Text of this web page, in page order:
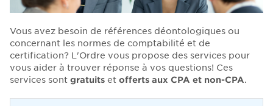
Vous avez besoin de références déontologiques ou
concernant les normes de comptabilité et de
certification? L'Ordre vous propose des services pour
vous aider à trouver réponse à vos questions! Ces
services sont gratuits et offerts aux CPA et non-CPA.